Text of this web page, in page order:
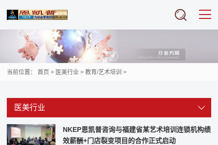
当前位置： 首页 > 医美行业 > 教育/艺术培训 >
医美行业
NKEP恩凯普咨询与福建省某艺术培训连锁机构绩
效薪酬+门店裂变项目的合作正式启动